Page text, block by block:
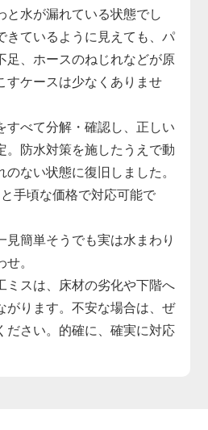
と水が漏れている状態でし
きているように見えても、パ
足、ホースのねじれなどが原
すケースは少なくありませ
すべて分解・確認し、正しい
。防水対策を施したうえで動
ない状態に復旧しました。
手頃な価格で対応可能で
見簡単そうでも実は水まわり
。
ミスは、床材の劣化や下階へ
がります。不安な場合は、ぜ
ださい。的確に、確実に対応